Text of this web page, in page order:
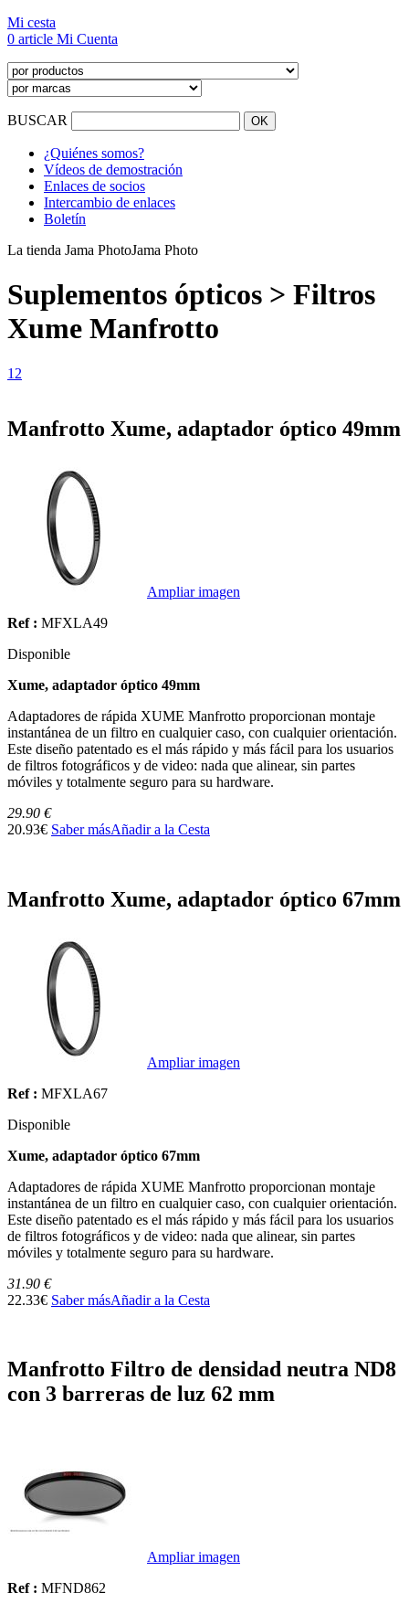
Mi cesta
0 article Mi Cuenta
BUSCAR
¿Quiénes somos?
Vídeos de demostración
Enlaces de socios
Intercambio de enlaces
Boletín
La tienda Jama PhotoJama Photo
Suplementos ópticos > Filtros
Xume Manfrotto
1 2
Manfrotto Xume, adaptador óptico 49mm
Ampliar imagen
Ref : MFXLA49
Disponible
Xume, adaptador óptico 49mm
Adaptadores de rápida XUME Manfrotto proporcionan montaje
instantánea de un filtro en cualquier caso, con cualquier orientación.
Este diseño patentado es el más rápido y más fácil para los usuarios
de filtros fotográficos y de video: nada que alinear, sin partes
móviles y totalmente seguro para su hardware.
29.90 €
20.93€ Saber másAñadir a la Cesta
Manfrotto Xume, adaptador óptico 67mm
Ampliar imagen
Ref : MFXLA67
Disponible
Xume, adaptador óptico 67mm
Adaptadores de rápida XUME Manfrotto proporcionan montaje
instantánea de un filtro en cualquier caso, con cualquier orientación.
Este diseño patentado es el más rápido y más fácil para los usuarios
de filtros fotográficos y de video: nada que alinear, sin partes
móviles y totalmente seguro para su hardware.
31.90 €
22.33€ Saber másAñadir a la Cesta
Manfrotto Filtro de densidad neutra ND8
con 3 barreras de luz 62 mm
Ampliar imagen
Ref : MFND862